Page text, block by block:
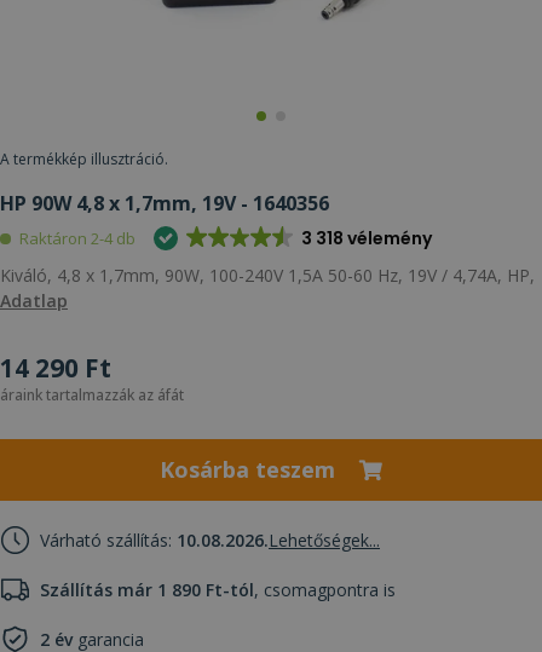
A termékkép illusztráció.
HP 90W 4,8 x 1,7mm, 19V - 1640356
Raktáron 2-4 db 3 318 vélemény
Kiváló, 4,8 x 1,7mm, 90W, 100-240V 1,5A 50-60 Hz, 19V / 4,74A, HP,
Adatlap
14 290 Ft
áraink tartalmazzák az áfát
Kosárba teszem
Várható szállítás: 10.08.2026.Lehetőségek...
Szállítás már 1 890 Ft-tól, csomagpontra is
2 évgarancia